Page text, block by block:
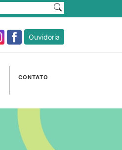
Ouvidoria
CONTATO